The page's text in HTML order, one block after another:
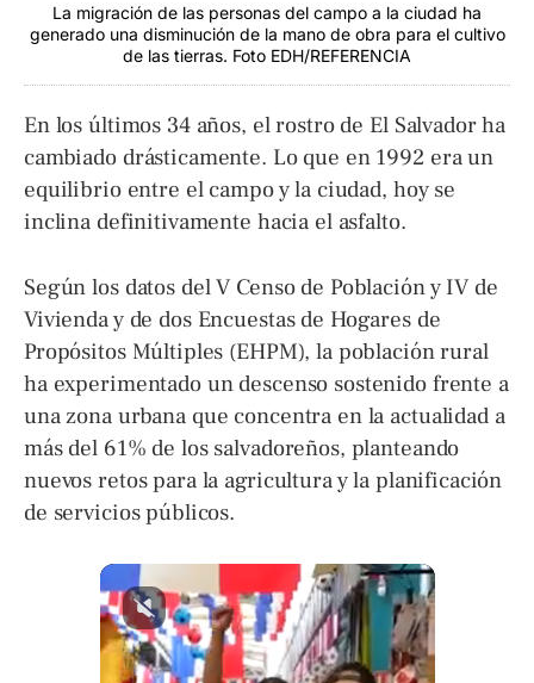
La migración de las personas del campo a la ciudad ha
generado una disminución de la mano de obra para el cultivo
de las tierras. Foto EDH/REFERENCIA
En los últimos 34 años, el rostro de El Salvador ha
cambiado drásticamente. Lo que en 1992 era un
equilibrio entre el campo y la ciudad, hoy se
inclina definitivamente hacia el asfalto.
Según los datos del V Censo de Población y IV de
Vivienda y de dos Encuestas de Hogares de
Propósitos Múltiples (EHPM), la población rural
ha experimentado un descenso sostenido frente a
una zona urbana que concentra en la actualidad a
más del 61% de los salvadoreños, planteando
nuevos retos para la agricultura y la planificación
de servicios públicos.